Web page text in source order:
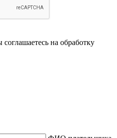
на обработку